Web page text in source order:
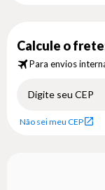
Calcule o
Para envios
Não sei meu CEP